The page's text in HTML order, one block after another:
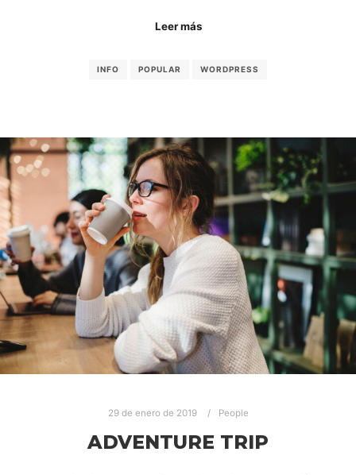
Leer más
INFO POPULAR WORDPRESS
29 de enero de 2019 People
ADVENTURE TRIP